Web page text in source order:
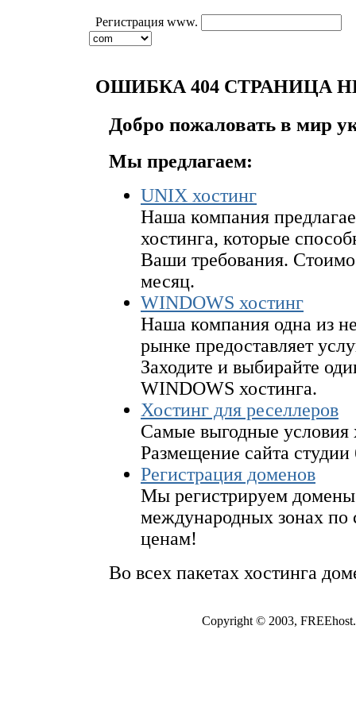
Регистрация www.
ОШИБКА 404 СТРАНИЦА
Добро пожаловать в мир
Мы предлагаем:
UNIX хостинг
Наша компания
хостинга, которые
Ваши требования.
месяц.
WINDOWS хостинг
Наша компания одна из
рынке предоставляет
Заходите и выбирайте
WINDOWS хостинга.
Хостинг для реселлеров
Самые выгодные условия
Размещение сайта студии
Регистрация доменов
Мы регистрируем
международных зонах
ценам!
Во всех пакетах хостинга
Copyright © 2003,